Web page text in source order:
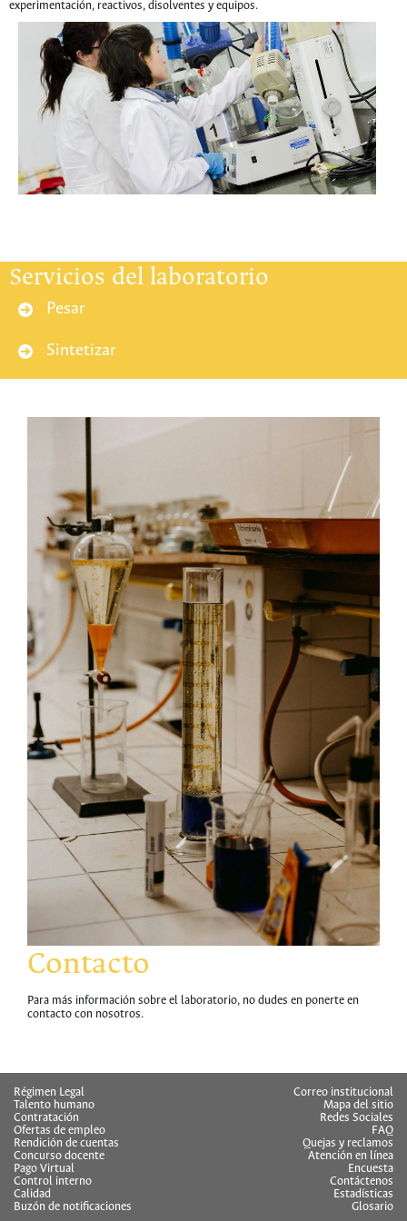
experimentación, reactivos, disolventes y equipos.
Servicios del laboratorio
Pesar
Sintetizar
Contacto
Para más información sobre el laboratorio, no dudes en ponerte en
contacto con nosotros.
Régimen Legal
Talento humano
Contratación
Ofertas de empleo
Rendición de cuentas
Concurso docente
Pago Virtual
Control interno
Calidad
Buzón de notificaciones
Correo institucional
Mapa del sitio
Redes Sociales
FAQ
Quejas y reclamos
Atención en línea
Encuesta
Contáctenos
Estadísticas
Glosario